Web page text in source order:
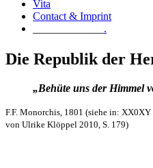
Vita
Contact & Imprint
.
Die Republik der
„Behüte uns der Himmel
F.F. Monorchis, 1801 (siehe in:
von Ulrike Klöppel 2010, S. 179)